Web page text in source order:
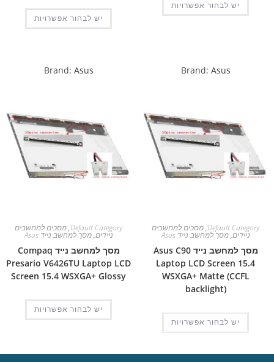
יש לבחור אפשרויות
יש לבחור אפשרויות
Brand: Asus
Default Category
,מסכים למחשבים
ניידים,מסך למחשב נייד Asus
מסך למחשב נייד Asus C90
Laptop LCD Screen 15.4
WSXGA+ Matte (CCFL
backlight)
יש לבחור אפשרויות
Brand: Asus
Default Category
,מסכים למחשבים
ניידים,מסך למחשב נייד Asus
מסך למחשב נייד Compaq
Presario V6426TU Laptop LCD
Screen 15.4 WSXGA+ Glossy
יש לבחור אפשרויות